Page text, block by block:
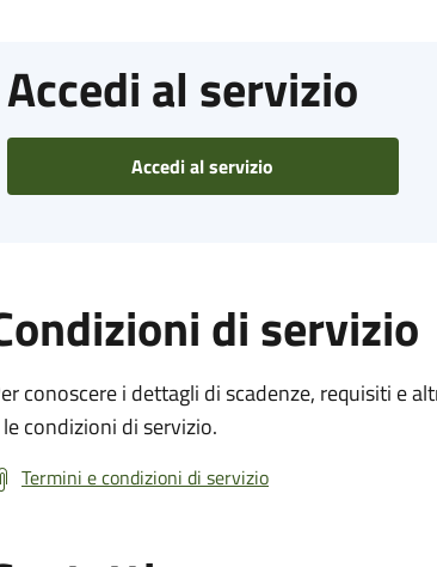
Accedi al servizio
Accedi al servizio
di servizio
conoscere i dettagli di scadenze, requisiti e
le condizioni di servizio.
Termini e condizioni di servizio